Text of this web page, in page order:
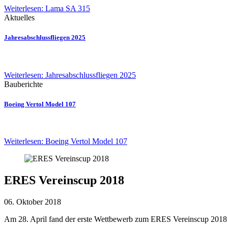
Weiterlesen: Lama SA 315
Aktuelles
Jahresabschlussfliegen 2025
Weiterlesen: Jahresabschlussfliegen 2025
Bauberichte
Boeing Vertol Model 107
Weiterlesen: Boeing Vertol Model 107
ERES Vereinscup 2018
06. Oktober 2018
Am 28. April fand der erste Wettbewerb zum ERES Vereinscup 2018